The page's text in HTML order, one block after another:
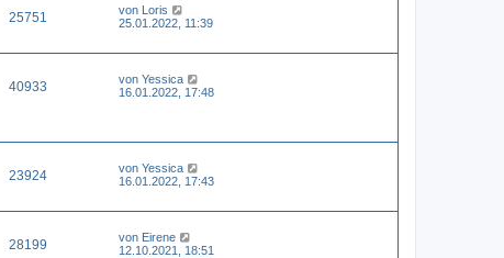
25751 von Loris
25.01.2022, 11:39
40933 von Yessica
16.01.2022, 17:48
23924 von Yessica
16.01.2022, 17:43
28199 von Eirene
12.10.2021, 18:51